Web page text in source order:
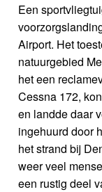
Een
Airport. Het
natuurgebied
het een
Cessna 172,
en landde daar
ingehuurd door
het strand bij
weer veel
een rustig deel